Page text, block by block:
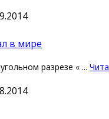
в мире
угольном разрезе « ...